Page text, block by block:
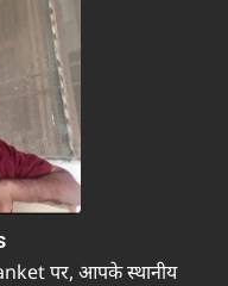
पर, आपके स्थानीय